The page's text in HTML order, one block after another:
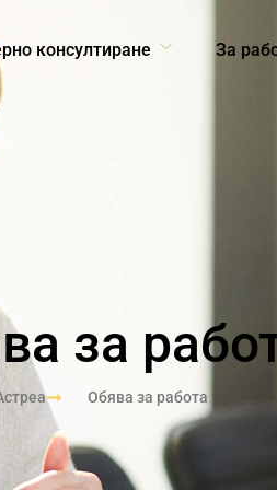
консултиране За
за
Обява за работа